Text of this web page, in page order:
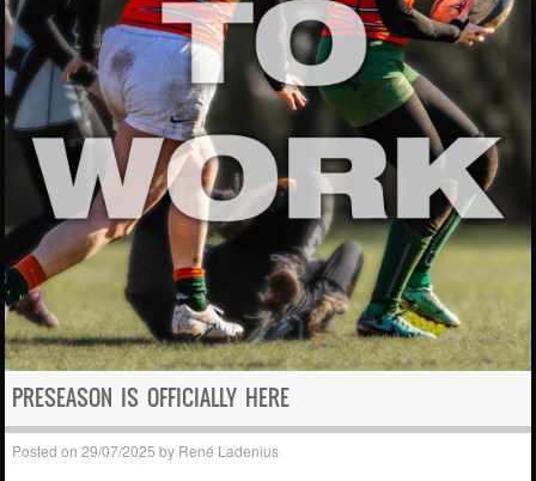
PRESEASON IS OFFICIALLY HERE
Posted on29/07/2025 by René Ladenius